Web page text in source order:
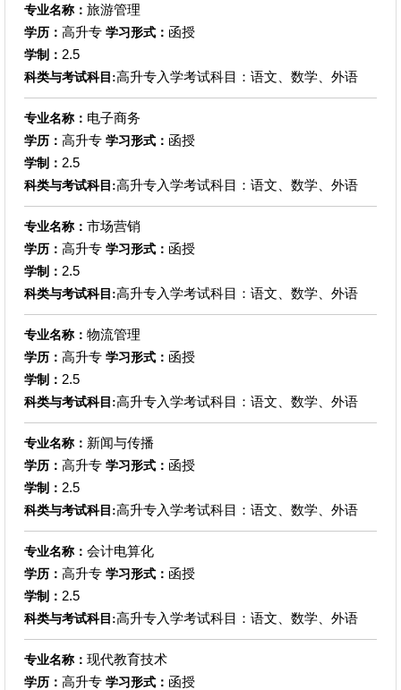
专业名称： 旅游管理
学历： 高升专 学习形式： 函授
学制： 2.5
科类与考试科目:高升专入学考试科目：语文、数学、外语
专业名称： 电子商务
学历： 高升专 学习形式： 函授
学制： 2.5
科类与考试科目:高升专入学考试科目：语文、数学、外语
专业名称： 市场营销
学历： 高升专 学习形式： 函授
学制： 2.5
科类与考试科目:高升专入学考试科目：语文、数学、外语
专业名称： 物流管理
学历： 高升专 学习形式： 函授
学制： 2.5
科类与考试科目:高升专入学考试科目：语文、数学、外语
专业名称： 新闻与传播
学历： 高升专 学习形式： 函授
学制： 2.5
科类与考试科目:高升专入学考试科目：语文、数学、外语
专业名称： 会计电算化
学历： 高升专 学习形式： 函授
学制： 2.5
科类与考试科目:高升专入学考试科目：语文、数学、外语
专业名称： 现代教育技术
学历： 高升专 学习形式： 函授